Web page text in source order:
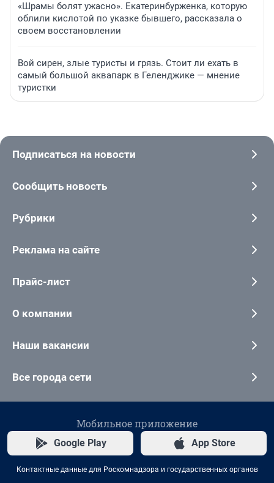
«Шрамы болят ужасно». Екатеринбурженка, которую
облили кислотой по указке бывшего, рассказала о
своем восстановлении
Вой сирен, злые туристы и грязь. Стоит ли ехать в
самый большой аквапарк в Геленджике — мнение
туристки
Подписаться на новости
Сообщить новость
Рубрики
Реклама на сайте
Прайс-лист
О компании
Наши вакансии
Все города сети
Мобильное приложение
Google Play App Store
Контактные данные для Роскомнадзора и государственных органов